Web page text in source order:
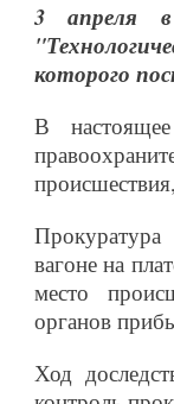
3 апреля в
которого
В
вагоне на
место
органов
Ход